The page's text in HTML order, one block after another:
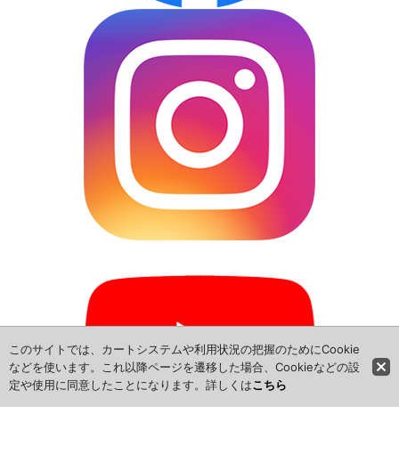
このサイトでは、カートシステムや利用状況の把握のためにCookie
などを使います。これ以降ページを遷移した場合、Cookieなどの設
定や使用に同意したことになります。詳しくはこちら